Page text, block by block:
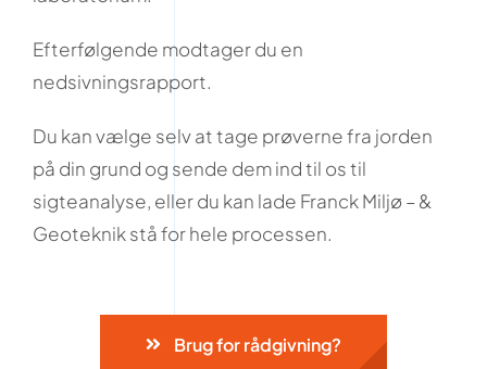
Efterfølgende modtager du en
nedsivningsrapport.
Du kan vælge selv at tage prøverne fra jorden
på din grund og sende dem ind til os til
sigteanalyse, eller du kan lade Franck Miljø – &
Geoteknik stå for hele processen.
Brug for rådgivning?